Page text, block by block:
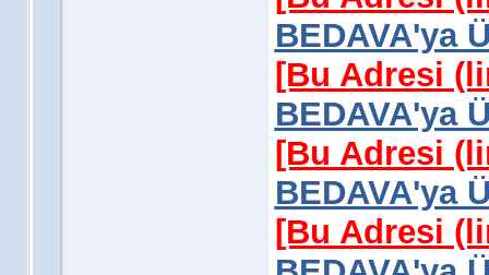
BEDAVA'ya
[Bu Adresi
BEDAVA'ya
[Bu Adresi
BEDAVA'ya
[Bu Adresi